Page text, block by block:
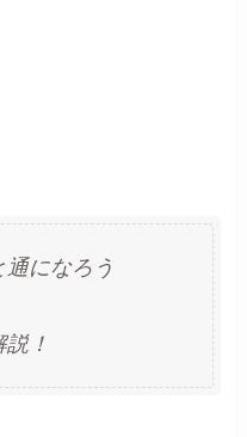
になろう
！